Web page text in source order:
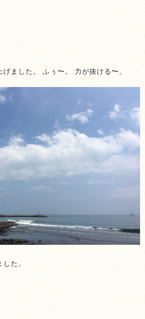
ました。 ふぅ〜。 力が抜ける〜。
た。